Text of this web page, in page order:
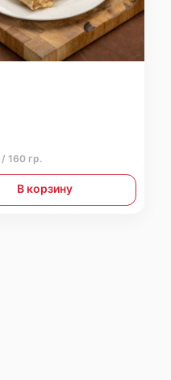
/ 160 гр.
В корзину